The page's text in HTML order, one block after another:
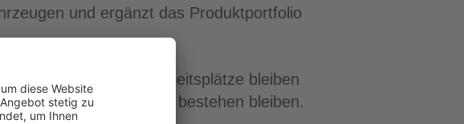
und ergänzt das Produktportfolio
weitergeführt. Alle Arbeitsplätze bleiben
die Vertriebsstruktur bestehen bleiben.